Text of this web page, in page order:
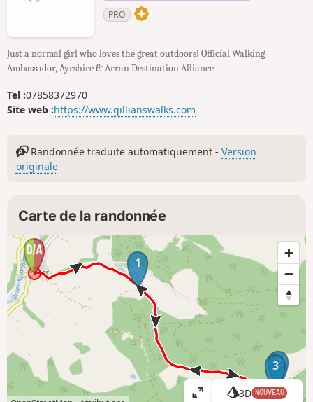
PRO
Just a normal girl who loves the great outdoors! Official Walking
Ambassador, Ayrshire & Arran Destination Alliance
Tel :07858372970
Site web :https://www.gillianswalks.com
Randonnée traduite automatiquement -Version
originale
Carte de la randonnée
1
2
3
A
3D NOUVEAU